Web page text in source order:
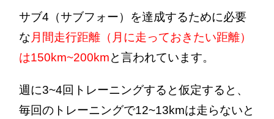
サブ4（サブフォー）を達成するために必要
な月間走行距離（月に走っておきたい距離）
は150km~200kmと言われています。
週に3~4回トレーニングすると仮定すると、
毎回のトレーニングで12~13kmは走らないと